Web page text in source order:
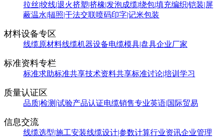
拉丝|绞线|退火挤塑|挤橡|发泡成缆|绕包|填充编织|铠装|屏
蔽温水|辐照|干法交联喷码印字|记米包装
材料设备专区
线缆原材料线缆机器设备电缆模具|盘具企业厂家
标准资料专栏
标准求助标准共享技术资料共享标准讨论|培训学习
质量认证区
品质|检测|试验产品认证电缆销售专业英语|国际贸易
信息交流
线缆选型|施工安装线缆设计|参数计算行业资讯企业管理